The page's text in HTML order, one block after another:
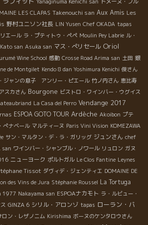
LES CLAPAS Takenouchi san Aux Amis Les
野村ユニソン社長 LIN Yusen Chef OKADA tapas
エール ラ・プティトゥ・ペペ Moulin Pey Labrie ル・
san Asuka san マス・ぺリセール Oriol
Wine School 感動 Crosse Road Arima san 土田 銀
de Montgilet Kendo 8 dan Yoshimura Kenichi 俊さん
ジャンの息子 アンリー・ピエール 竹ノ内さん 恵比寿
アスカさん Bourgone ビストロ・ワインバー・ウグイス
La Casa del Perro Vendange 2017
ESPOA GOTO TOUR Ardèche Akoibon プテ
ぺナベール マルティーヌ Paris Vini Vision KOMEZAWA
サン・マルタン・デ・ラ・ガリッグ ジュンさん chef
san ワインバー・シャンブル・ノワール リュロン ガヌ
ニューヨーク ポルトガル Le Clos Fantine Leynes
Tissot ダヴィデ・ジェンティエ DOMAINE DE
des Vins de Jura Stéphanie Roussel La Tortuga
1977 Nakayama san ESPOAナカモト ラ・ルビュー・
GINZA 6 シリル・アロンゾ tapas ローラン・バ
ロン・レザノニム Kirishima ボーヌのケンタロウさん